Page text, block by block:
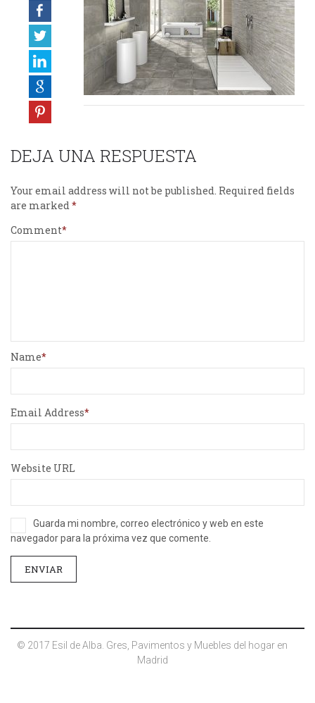
DEJA UNA RESPUESTA
Your email address will not be published. Required fields
are marked
Comment
Name
Email Address
Website URL
Guarda mi nombre, correo electrónico y web en este
navegador para la próxima vez que comente.
© 2017 Esil de Alba. Gres, Pavimentos y Muebles del hogar en
Madrid